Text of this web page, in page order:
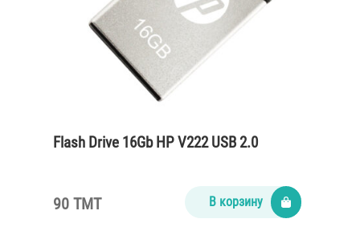
Flash Drive 16Gb HP V222 USB 2.0
90 TMT В корзину